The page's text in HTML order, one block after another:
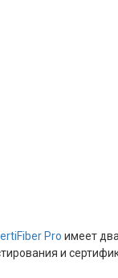
Pro имеет два
и